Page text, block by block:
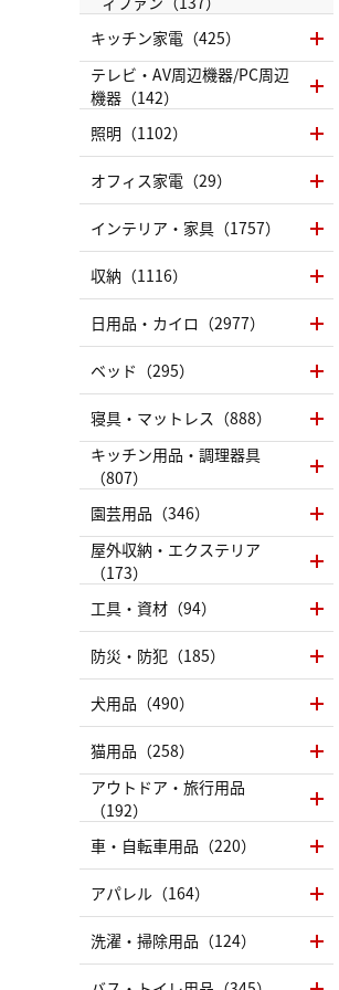
キッチン家電（425）
テレビ・AV周辺機器/PC周辺
機器（142）
照明（1102）
オフィス家電（29）
インテリア・家具（1757）
収納（1116）
日用品・カイロ（2977）
ベッド（295）
寝具・マットレス（888）
キッチン用品・調理器具
（807）
園芸用品（346）
屋外収納・エクステリア
（173）
工具・資材（94）
防災・防犯（185）
犬用品（490）
猫用品（258）
アウトドア・旅行用品
（192）
車・自転車用品（220）
アパレル（164）
洗濯・掃除用品（124）